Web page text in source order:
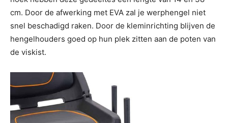
cm. Door de afwerking met EVA zal je werphengel niet
snel beschadigd raken. Door de kleminrichting blijven de
hengelhouders goed op hun plek zitten aan de poten van
de viskist.